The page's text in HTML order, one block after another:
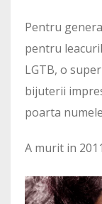
Pentru
pentru
LGTB, o
bijuterii
poarta
A murit in